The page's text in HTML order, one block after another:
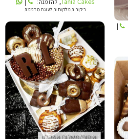
, להזמנה: |
ביקורות מלקוחות לעוגה מהממת
|
איסוף/משלוח אשקלון
LIKUSH DREAM BAKERY